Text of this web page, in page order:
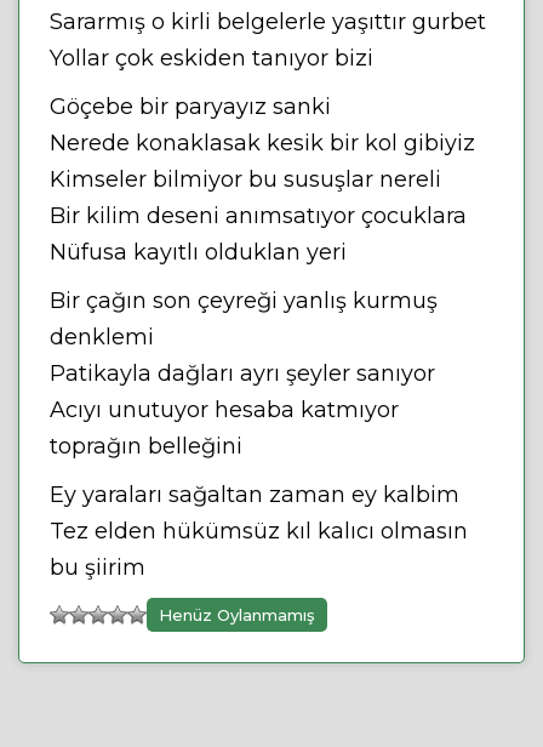
Sararmış o kirli belgelerle yaşıttır gurbet
Yollar çok eskiden tanıyor bizi
Göçebe bir paryayız sanki
Nerede konaklasak kesik bir kol gibiyiz
Kimseler bilmiyor bu susuşlar nereli
Bir kilim deseni anımsatıyor çocuklara
Nüfusa kayıtlı olduklan yeri
Bir çağın son çeyreği yanlış kurmuş
denklemi
Patikayla dağları ayrı şeyler sanıyor
Acıyı unutuyor hesaba katmıyor
toprağın belleğini
Ey yaraları sağaltan zaman ey kalbim
Tez elden hükümsüz kıl kalıcı olmasın
bu şiirim
Henüz Oylanmamış